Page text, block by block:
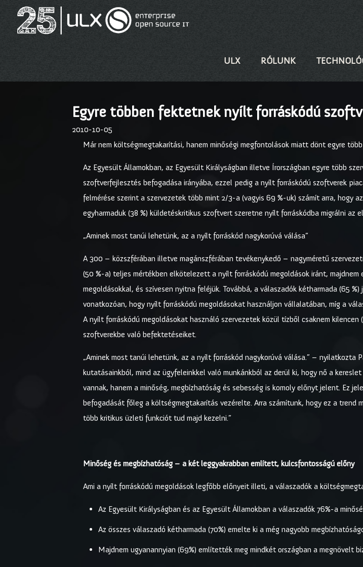
ULX RÓLUNK
Egyre többen fektetnek nyílt forráskódú
2010-10-05
Már nem költségmegtakarítási, hanem minőségi megfontolások miatt dönt egyre
Az Egyesült Államokban, az Egyesült Királyságban illetve Írországban egyre több
szoftverfejlesztés befogadása irányába, ezzel pedig a nyílt forráskódú szoftverek
felmérése szerint a szervezetek több mint 2/3-a (vagyis 69 %-uk) számít arra, hogy
egyharmaduk (38 %) küldetéskritikus szoftvert szeretne nyílt forráskódba migrálni az
„Aminek most tanúi lehetünk, az a nyílt forráskód nagykorúvá válása”
A 300 – közszférában illetve magánszférában tevékenykedő – nagyméretű
(50 %-a) teljes mértékben elkötelezett a nyílt forráskódú megoldások iránt,
megoldásokkal, és szívesen nyitna feléjük. Továbbá, a válaszadók kétharmada (65
vonatkozóan, hogy nyílt forráskódú megoldásokat használjon vállalatában, míg a
A nyílt forráskódú megoldásokat használó szervezetek közül tízből csaknem
szoftverekbe való befektetéseiket.
„Aminek most tanúi lehetünk, az a nyílt forráskód nagykorúvá válása.” –
kutatásainkból, mind az ügyfeleinkkel való munkánkból az derül ki, hogy nő a
vannak, hanem a minőség, megbízhatóság és sebesség is komoly előnyt jelent. Ez
befogadását főleg a költségmegtakarítás vezérelte. Arra számítunk, hogy ez a trend
több kritikus üzleti funkciót tud majd kezelni.”
Minőség és megbízhatóság – a két leggyakrabban említett, kulcsfontosságú előny
Ami a nyílt forráskódú megoldások legfőbb előnyeit illeti, a válaszadók a
Az Egyesült Királyságban és az Egyesült Államokban a válaszadók 76%-a
Az összes válaszadó kétharmada (70%) emelte ki a még nagyobb
Majdnem ugyanannyian (69%) említették meg mindkét országban a megnövelt